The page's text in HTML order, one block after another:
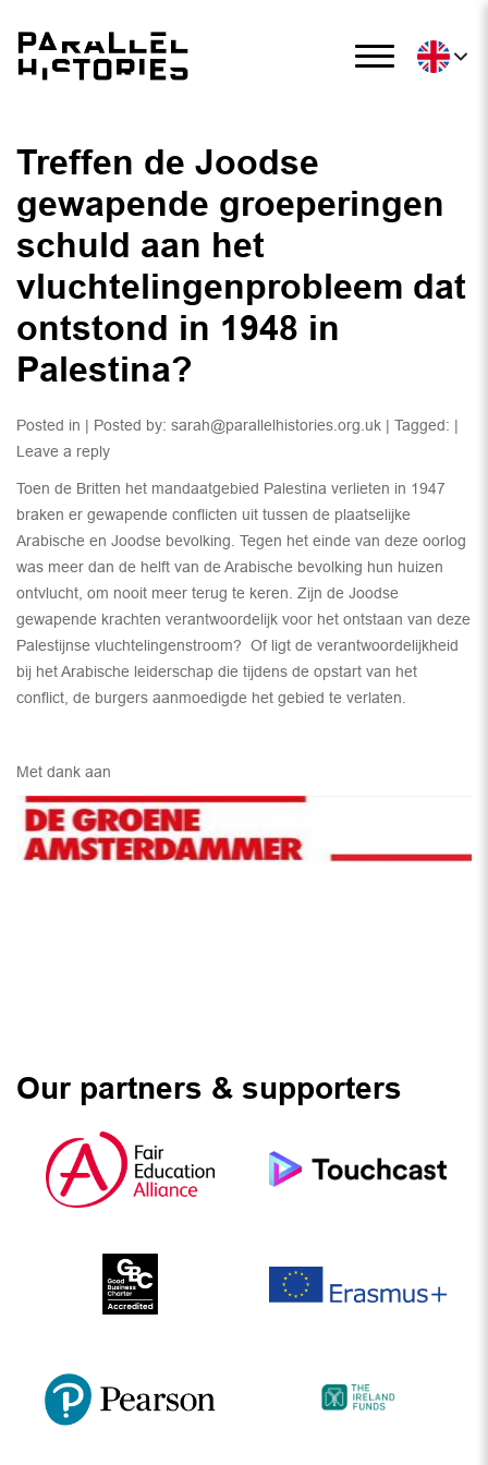
Treffen de Joodse
gewapende groeperingen
schuld aan het
vluchtelingenprobleem dat
ontstond in 1948 in
Palestina?
Posted in | Posted by: sarah@parallelhistories.org.uk | Tagged: |
Leave a reply
Toen de Britten het mandaatgebied Palestina verlieten in 1947
braken er gewapende conflicten uit tussen de plaatselijke
Arabische en Joodse bevolking. Tegen het einde van deze oorlog
was meer dan de helft van de Arabische bevolking hun huizen
ontvlucht, om nooit meer terug te keren. Zijn de Joodse
gewapende krachten verantwoordelijk voor het ontstaan van deze
Palestijnse vluchtelingenstroom? Of ligt de verantwoordelijkheid
bij het Arabische leiderschap die tijdens de opstart van het
conflict, de burgers aanmoedigde het gebied te verlaten.
Met dank aan
Our partners & supporters